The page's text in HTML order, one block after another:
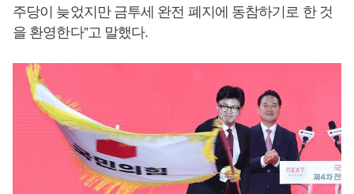
주당이 늦었지만 금투세 완전 폐지에 동참하기로 한 것
을 환영한다”고 말했다.